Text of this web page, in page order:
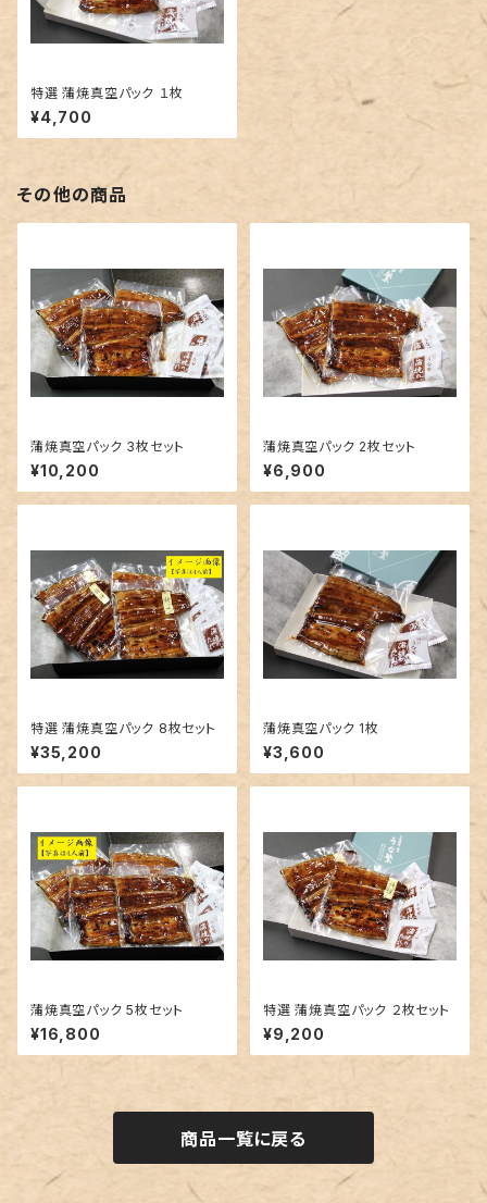
特選 蒲焼真空パック １枚
¥4,700
その他の商品
蒲焼真空パック 3枚セット
¥10,200
蒲焼真空パック 2枚セット
¥6,900
特選 蒲焼真空パック 8枚セット
¥35,200
蒲焼真空パック 1枚
¥3,600
蒲焼真空パック 5枚セット
¥16,800
特選 蒲焼真空パック ２枚セット
¥9,200
商品一覧に戻る